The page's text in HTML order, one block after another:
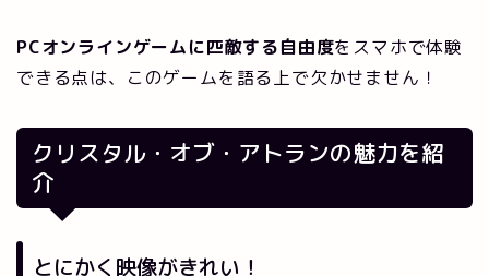
PCオンラインゲームに匹敵する自由度をスマホで体験
できる点は、このゲームを語る上で欠かせません！
クリスタル・オブ・アトランの魅力を紹
介
とにかく映像がきれい！